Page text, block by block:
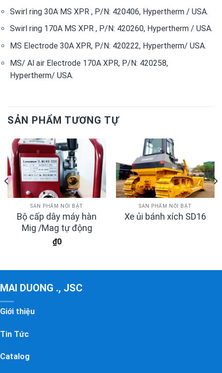
Swirl ring 30A MS XPR , P/N: 420406, Hypertherm / USA.
Swirl ring 170A MS XPR , P/N: 420260, Hypertherm / USA.
MS Electrode 30A XPR, P/N: 420222, Hypertherm/ USA.
MS/ Al air Electrode 170A XPR, P/N: 420258,
Hypertherm/ USA.
SẢN PHẨM TƯƠNG TỰ
SẢN PHẨM NỔI BẬT
Bộ cấp dây máy hàn
Mig /Mag tự động
₫0
SẢN PHẨM NỔI BẬT
Xe ủi bánh xích SD16
MAI DUONG ., JSC
Giới thiệu
Tin Tức
Catalog